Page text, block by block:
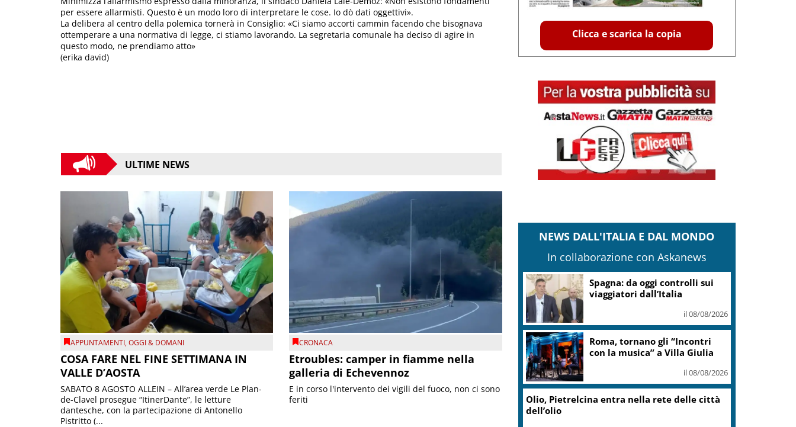
per essere allarmisti. Questo è un modo loro di interpretare le cose. Io dò dati oggettivi».
La delibera al centro della polemica tornerà in Consiglio: «Ci siamo accorti cammin facendo che bisognava
ottemperare a una normativa di legge, ci stiamo lavorando. La segretaria comunale ha deciso di agire in
questo modo, ne prendiamo atto»
(erika david)
ULTIME NEWS
APPUNTAMENTI,OGGI & DOMANI
COSA FARE NEL FINE SETTIMANA IN
VALLE D’AOSTA
SABATO 8 AGOSTO ALLEIN – All’area verde Le Plan-
de-Clavel prosegue “ItinerDante”, le letture
dantesche, con la partecipazione di Antonello
Pistritto (...
CRONACA
Etroubles: camper in fiamme nella
galleria di Echevennoz
E in corso l'intervento dei vigili del fuoco, non ci sono
feriti
Clicca e scarica la copia
NEWS DALL'ITALIA E DAL MONDO
In collaborazione con Askanews
Ranteghetta, Garavaglia: Stop a impianto
vittoria del territorio
il 08/08/2026
Adyen e GetYourGuide: 15
anni di innovazione per le
il 07/08/2026